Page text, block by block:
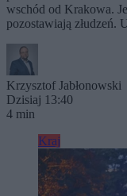
wschód od Krakowa.
pozostawiają złudzeń.
Krzysztof Jabłonowski
Dzisiaj 13:40
4 min
Kraj